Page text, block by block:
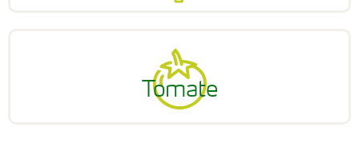
Tomate